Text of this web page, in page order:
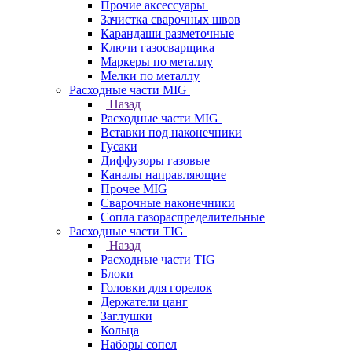
Прочие аксессуары
Зачистка сварочных швов
Карандаши разметочные
Ключи газосварщика
Маркеры по металлу
Мелки по металлу
Расходные части MIG
Назад
Расходные части MIG
Вставки под наконечники
Гусаки
Диффузоры газовые
Каналы направляющие
Прочее MIG
Сварочные наконечники
Сопла газораспределительные
Расходные части TIG
Назад
Расходные части TIG
Блоки
Головки для горелок
Держатели цанг
Заглушки
Кольца
Наборы сопел